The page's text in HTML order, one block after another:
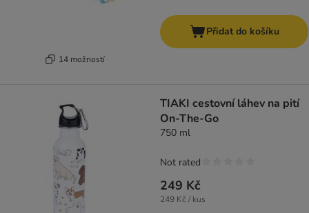
14 možností
Přidat do košíku
TIAKI cestovní láhev na pití
On-The-Go
750 ml
249 Kč
249 Kč / kus
Not rated